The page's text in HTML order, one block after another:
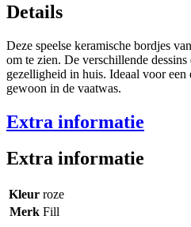
Details
Deze speelse keramische bordjes
om te zien. De verschillende
gezelligheid in huis. Ideaal voor
gewoon in de vaatwas.
Extra informatie
Extra informatie
Kleur roze
Merk Fill